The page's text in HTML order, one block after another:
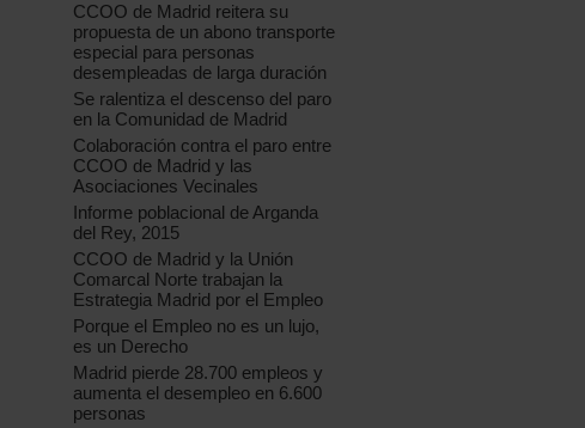
CCOO de Madrid reitera su
propuesta de un abono transporte
especial para personas
desempleadas de larga duración
Se ralentiza el descenso del paro
en la Comunidad de Madrid
Colaboración contra el paro entre
CCOO de Madrid y las
Asociaciones Vecinales
Informe poblacional de Arganda
del Rey, 2015
CCOO de Madrid y la Unión
Comarcal Norte trabajan la
Estrategia Madrid por el Empleo
Porque el Empleo no es un lujo,
es un Derecho
Madrid pierde 28.700 empleos y
aumenta el desempleo en 6.600
personas